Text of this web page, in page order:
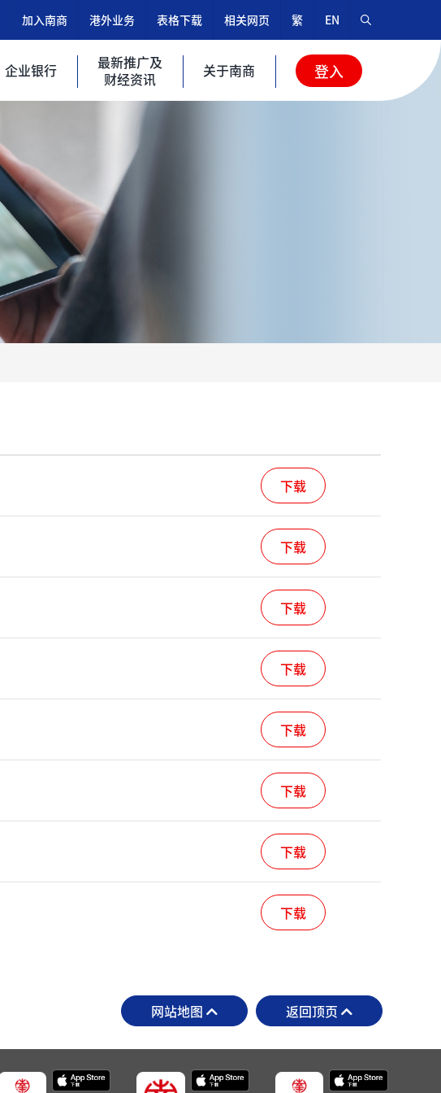
加入南商 港外业务 表格下载 相关网页 繁 EN
企业银行
最新推广及
财经资讯
关于南商 登入
下载
下载
下载
下载
下载
下载
下载
下载
网站地图 返回顶页